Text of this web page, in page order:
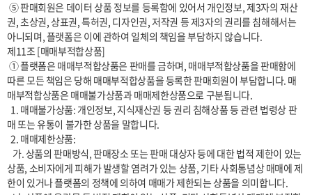
권, 초상권, 상표권, 특허권, 디자인권, 저작권 등 제3자의 권리를 침해해서는
아니되며, 플랫폼은 이에 관하여 일체의 책임을 부담하지 않습니다.
제11조 [매매부적합상품]
따른 모든 책임은 당해 매매부적합상품을 등록한 판매회원이 부담합니다. 매
매부적합상품은 매매불가상품과 매매제한상품으로 구분됩니다.
매 또는 유통이 불가한 상품을 말합니다.
  2. 매매제한상품:
상품, 소비자에게 피해가 발생할 염려가 있는 상품, 기타 사회통념상 매매에 제
한이 있거나 플랫폼의 정책에 의하여 매매가 제한되는 상품을 의미합니다.